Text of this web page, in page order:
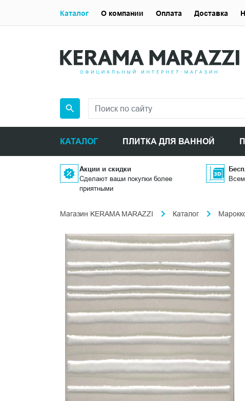
КАТАЛОГ ПЛИТКА ДЛЯ ВАННОЙ
Каталог О компании Оплата Доставка
Акции и скидки
Сделают ваши покупки более
приятными
Магазин KERAMA MARAZZI Каталог